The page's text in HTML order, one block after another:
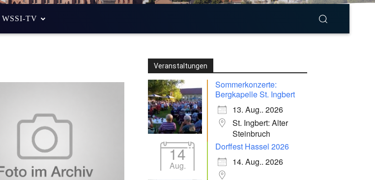
WSSI-TV
Veranstaltungen
Sommerkonzerte:
Bergkapelle St. Ingbert
13. Aug.. 2026
St. Ingbert: Alter
Steinbruch
14
Aug.
Dorffest Hassel 2026
14. Aug.. 2026